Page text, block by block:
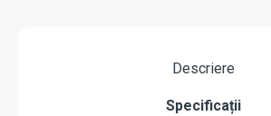
Descriere
Specificații